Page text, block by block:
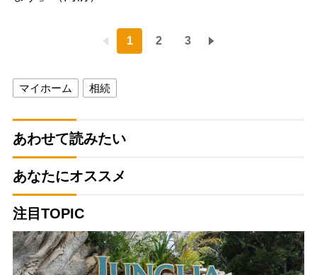
1 2 3
マイホーム 相続
あわせて読みたい
あなたにオススメ
注目TOPIC